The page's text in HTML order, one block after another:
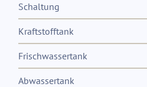
Schaltung
Kraftstofftank
Frischwassertank
Abwassertank